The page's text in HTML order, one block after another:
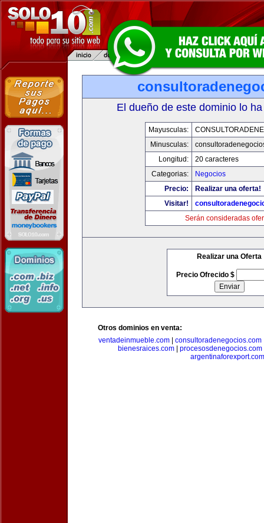
El dueño de este dominio lo
Mayusculas:
Minusculas:
Longitud:
20 caracteres
Categorias:
Negocios
Precio:
Realizar una oferta!
Visitar!
Serán consideradas
Realizar una Oferta
Precio Ofrecido $
Otros dominios en venta:
ventadeinmueble.com| consultoradenegocios.com
bienesraices.com
procesosdenegocios.com
argentinaforexport.com